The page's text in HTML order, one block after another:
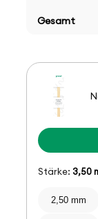
Gesamt
Stärke: 3,50
2,50 mm